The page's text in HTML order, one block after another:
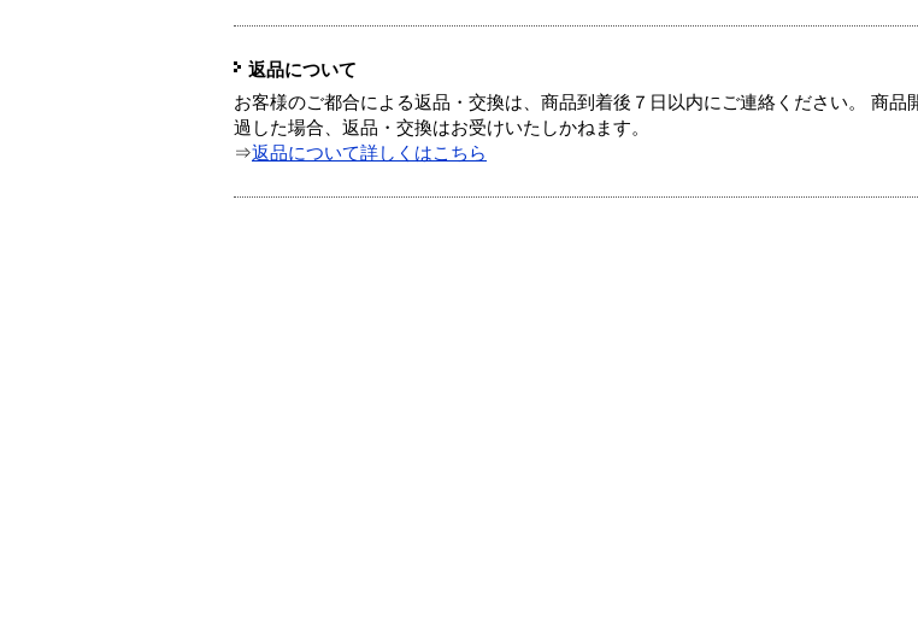
返品について
お客様のご都合による返品・交換は、商品到着後７日以内にご連絡ください。 商品
過した場合、返品・交換はお受けいたしかねます。
⇒返品について詳しくはこちら